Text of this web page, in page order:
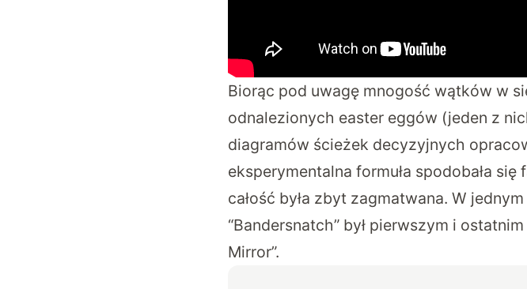
Biorąc pod uwagę mnogość wątków w
odnalezionych easter eggów (jeden z
diagramów ścieżek decyzyjnych
eksperymentalna formuła spodobała
całość była zbyt zagmatwana. W
“Bandersnatch” był pierwszym i
Mirror”.